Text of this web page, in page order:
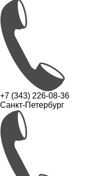
+7 (343) 226-08-36
Санкт-Петербург